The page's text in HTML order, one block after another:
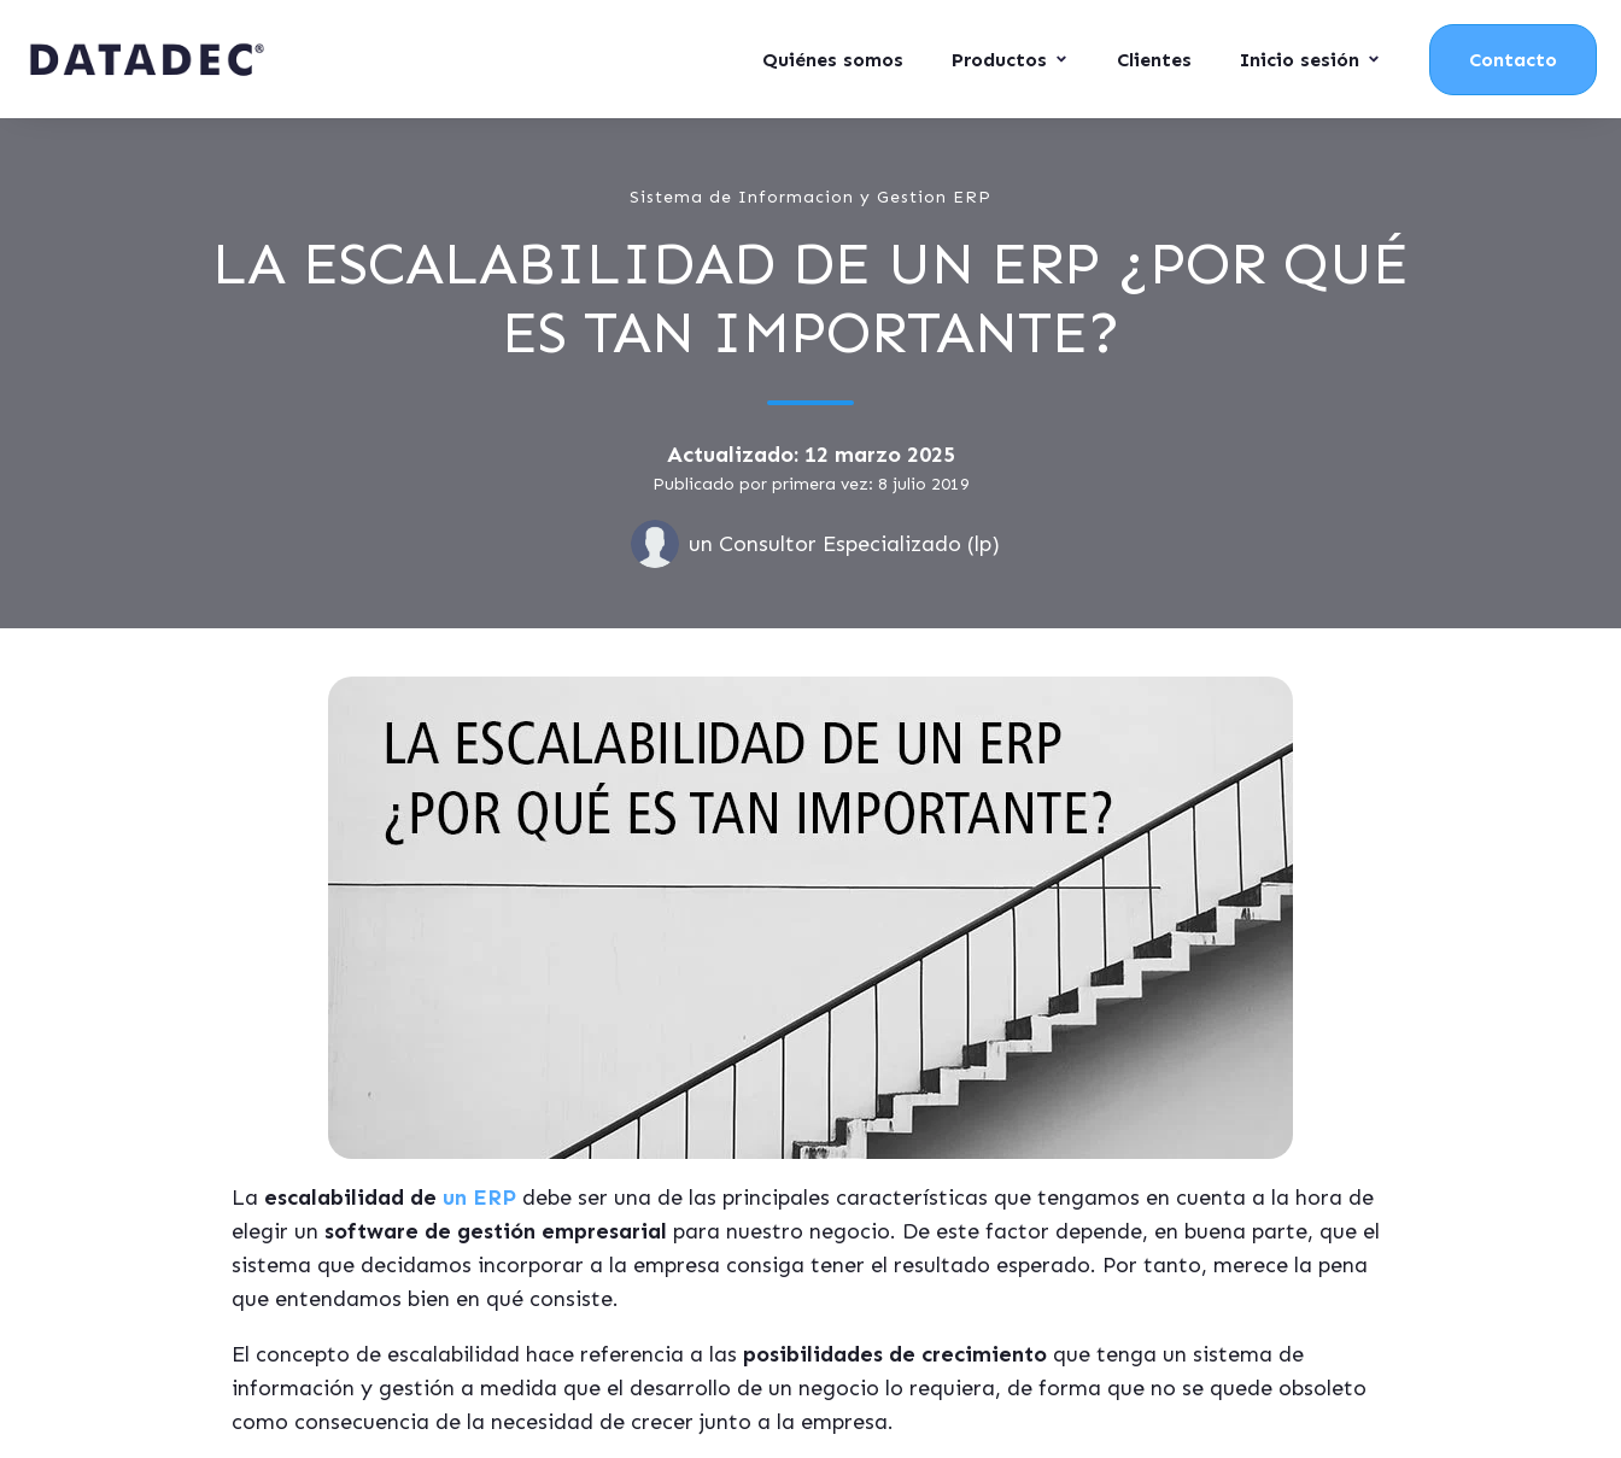
Quiénes somos Productos Clientes Inicio sesión Contacto
Sistema de Informacion y Gestion ERP
LA ESCALABILIDAD DE UN ERP ¿POR QUÉ
ES TAN IMPORTANTE?
Actualizado: 12 marzo 2025
Publicado por primera vez: 8 julio 2019
un Consultor Especializado (lp)
La escalabilidad de un ERP debe ser una de las principales características que tengamos en cuenta a la hora de
elegir un software de gestión empresarial para nuestro negocio. De este factor depende, en buena parte, que el
sistema que decidamos incorporar a la empresa consiga tener el resultado esperado. Por tanto, merece la pena
que entendamos bien en qué consiste.
El concepto de escalabilidad hace referencia a las posibilidades de crecimiento que tenga un sistema de
información y gestión a medida que el desarrollo de un negocio lo requiera, de forma que no se quede obsoleto
como consecuencia de la necesidad de crecer junto a la empresa.